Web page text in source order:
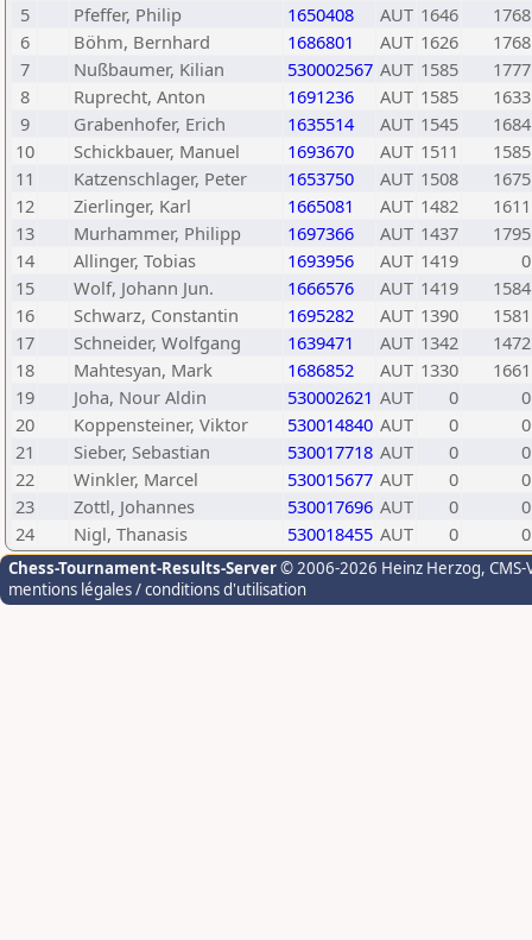
5
Pfeffer, Philip 1650408 AUT 1646
1768
6
Böhm, Bernhard 1686801 AUT 1626
1768
7
Nußbaumer, Kilian 530002567 AUT 1585
1777
8
Ruprecht, Anton 1691236 AUT 1585
1633
9
Grabenhofer, Erich 1635514 AUT 1545
1684
10
Schickbauer, Manuel 1693670 AUT 1511
1585
11
Katzenschlager, Peter 1653750 AUT 1508
1675
12
Zierlinger, Karl 1665081 AUT 1482
1611
13
Murhammer, Philipp 1697366 AUT 1437
1795
14
Allinger, Tobias 1693956 AUT 1419
0
15
Wolf, Johann Jun. 1666576 AUT 1419
1584
16
Schwarz, Constantin 1695282 AUT 1390
1581
17
Schneider, Wolfgang 1639471 AUT 1342
1472
18
Mahtesyan, Mark 1686852 AUT 1330
1661
19
Joha, Nour Aldin 530002621 AUT 0
0
20
Koppensteiner, Viktor 530014840 AUT 0
0
21
Sieber, Sebastian 530017718 AUT 0
0
22
Winkler, Marcel 530015677 AUT 0
0
23
Zottl, Johannes 530017696 AUT 0
0
24
Nigl, Thanasis 530018455 AUT 0 0
Chess-Tournament-Results-Server© 2006-2026 Heinz Herzog,
mentions légales / conditions d'utilisation